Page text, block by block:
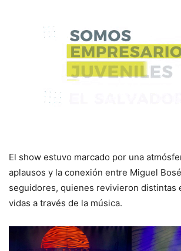
El show estuvo marcado por una
aplausos y la conexión entre Miguel
seguidores, quienes revivieron distintas
vidas a través de la música.